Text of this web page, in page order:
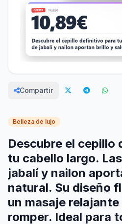
Compartir
Belleza de lujo
Descubre el cepillo
tu cabello largo.
jabalí y nailon
natural. Su diseño
un masaje
romper. Ideal para